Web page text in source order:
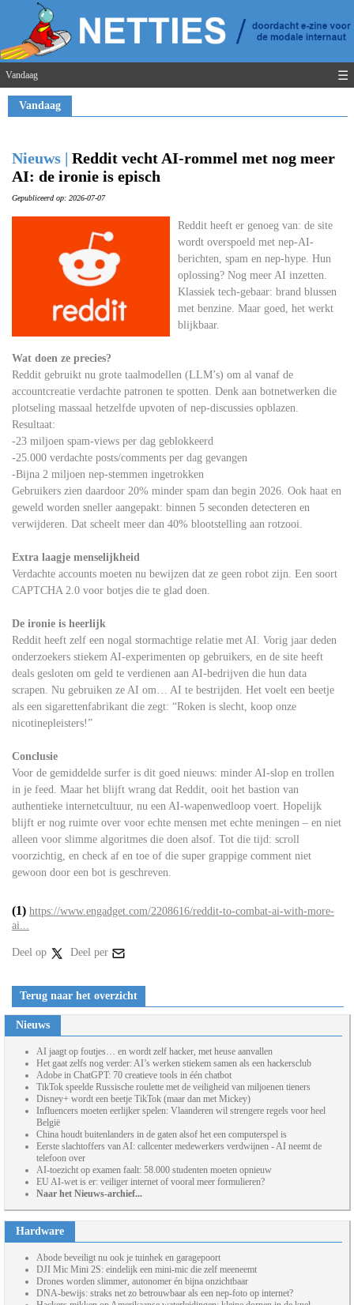
Vandaag ☰
Vandaag
Nieuws | Reddit vecht AI-rommel met nog meer
AI: de ironie is episch
Gepubliceerd op: 2026-07-07
Reddit heeft er genoeg van: de site
wordt overspoeld met nep-AI-
berichten, spam en nep-hype. Hun
oplossing? Nog meer AI inzetten.
Klassiek tech-gebaar: brand blussen
met benzine. Maar goed, het werkt
blijkbaar.
Wat doen ze precies?
Reddit gebruikt nu grote taalmodellen (LLM’s) om al vanaf de
accountcreatie verdachte patronen te spotten. Denk aan botnetwerken die
plotseling massaal hetzelfde upvoten of nep-discussies opblazen.
Resultaat:
-23 miljoen spam-views per dag geblokkeerd
-25.000 verdachte posts/comments per dag gevangen
-Bijna 2 miljoen nep-stemmen ingetrokken
Gebruikers zien daardoor 20% minder spam dan begin 2026. Ook haat en
geweld worden sneller aangepakt: binnen 5 seconden detecteren en
verwijderen. Dat scheelt meer dan 40% blootstelling aan rotzooi.
Extra laagje menselijkheid
Verdachte accounts moeten nu bewijzen dat ze geen robot zijn. Een soort
CAPTCHA 2.0 voor botjes die te glad doen.
De ironie is heerlijk
Reddit heeft zelf een nogal stormachtige relatie met AI. Vorig jaar deden
onderzoekers stiekem AI-experimenten op gebruikers, en de site heeft
deals gesloten om geld te verdienen aan AI-bedrijven die hun data
scrapen. Nu gebruiken ze AI om… AI te bestrijden. Het voelt een beetje
als een sigarettenfabrikant die zegt: “Roken is slecht, koop onze
nicotinepleisters!”
Conclusie
Voor de gemiddelde surfer is dit goed nieuws: minder AI-slop en trollen
in je feed. Maar het blijft wrang dat Reddit, ooit het bastion van
authentieke internetcultuur, nu een AI-wapenwedloop voert. Hopelijk
blijft er nog ruimte over voor echte mensen met echte meningen – en niet
alleen voor slimme algoritmes die doen alsof. Tot die tijd: scroll
voorzichtig, en check af en toe of die super grappige comment niet
gewoon door een bot is geschreven.
(1) https://www.engadget.com/2208616/reddit-to-combat-ai-with-more-
ai...
Deel op Deel per
Terug naar het overzicht
Nieuws
AI jaagt op foutjes… en wordt zelf hacker, met heuse aanvallen
Het gaat zelfs nog verder: AI’s werken stiekem samen als een hackersclub
Adobe in ChatGPT: 70 creatieve tools in één chatbot
TikTok speelde Russische roulette met de veiligheid van miljoenen tieners
Disney+ wordt een beetje TikTok (maar dan met Mickey)
Influencers moeten eerlijker spelen: Vlaanderen wil strengere regels voor heel
België
China houdt buitenlanders in de gaten alsof het een computerspel is
Eerste slachtoffers van AI: callcenter medewerkers verdwijnen - AI neemt de
telefoon over
AI-toezicht op examen faalt: 58.000 studenten moeten opnieuw
EU AI-wet is er: veiliger internet of vooral meer formulieren?
Naar het Nieuws-archief...
Hardware
Abode beveiligt nu ook je tuinhek en garagepoort
DJI Mic Mini 2S: eindelijk een mini-mic die zelf meeneemt
Drones worden slimmer, autonomer én bijna onzichtbaar
DNA-bewijs: straks net zo betrouwbaar als een nep-foto op internet?